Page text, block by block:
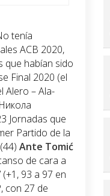
tenía
ACB 2020,
que habían sido
Final 2020 (el
Alero – Ala-
Jornadas que
Partido de la
Ante Tomić
de cara a
(+1, 93 a 97 en
con 27 de